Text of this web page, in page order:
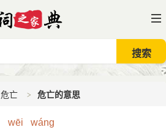
危亡 危亡的意思
wēi wáng